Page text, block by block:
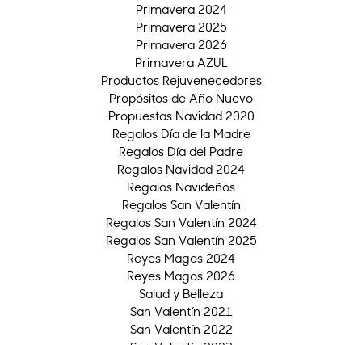
Primavera 2024
Primavera 2025
Primavera 2026
Primavera AZUL
Productos Rejuvenecedores
Propósitos de Año Nuevo
Propuestas Navidad 2020
Regalos Día de la Madre
Regalos Día del Padre
Regalos Navidad 2024
Regalos Navideños
Regalos San Valentín
Regalos San Valentín 2024
Regalos San Valentín 2025
Reyes Magos 2024
Reyes Magos 2026
Salud y Belleza
San Valentín 2021
San Valentín 2022